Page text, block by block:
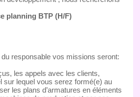
planning BTP (H/F)
responsable vos missions seront:
les appels avec les clients,
sur lequel vous serez formé(e) au
les plans d’armatures en éléments